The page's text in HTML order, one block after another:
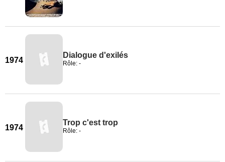
1974
Dialogue d'exilés
Rôle: -
1974
Trop c'est trop
Rôle: -